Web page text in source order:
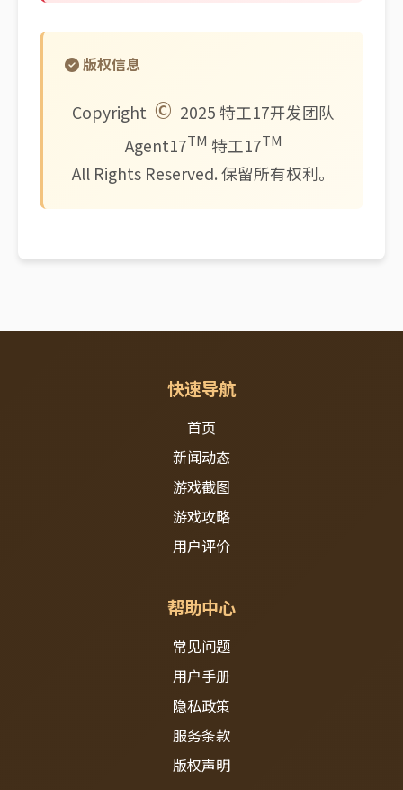
版权信息
Copyright © 2025 特工17开发团队
Agent17TM 特工17TM
All Rights Reserved. 保留所有权利。
快速导航
首页
新闻动态
游戏截图
游戏攻略
用户评价
帮助中心
常见问题
用户手册
隐私政策
服务条款
版权声明